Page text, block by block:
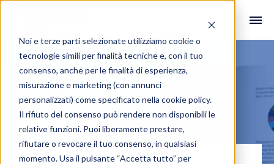
Noi e terze parti selezionate utilizziamo cookie o
tecnologie simili per finalità tecniche e, con il tuo
consenso, anche per le finalità di esperienza,
misurazione e marketing (con annunci
personalizzati) come specificato nella cookie policy.
Il rifiuto del consenso può rendere non disponibili le
relative funzioni. Puoi liberamente prestare,
rifiutare o revocare il tuo consenso, in qualsiasi
momento. Usa il pulsante “Accetta tutto” per